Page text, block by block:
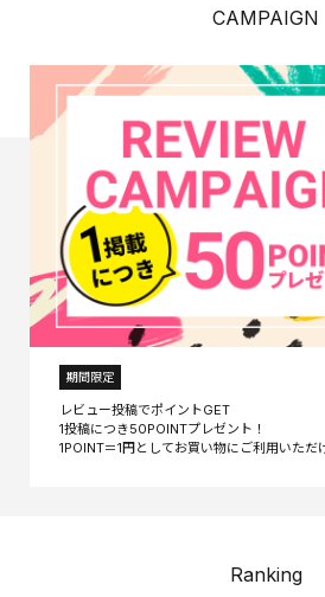
CAMPAIGN
期間限定
レビュー投稿でポイントGET
1投稿につき50POINTプレゼント！
Ranking